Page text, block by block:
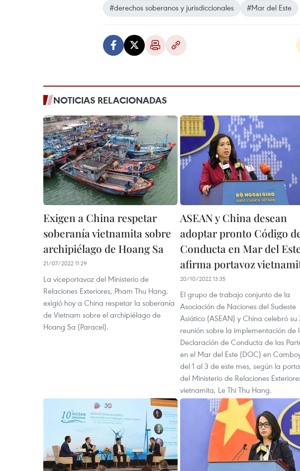
#derechos soberanos y jurisdiccionales
#Mar del Este
NOTICIAS RELACIONADAS
Exigen a China respetar
soberanía vietnamita sobre
archipiélago de Hoang Sa
21/07/2022 11:29
La viceportavoz del Ministerio de
Relaciones Exteriores, Pham Thu Hang,
exigió hoy a China respetar la soberanía
de Vietnam sobre el archipiélago de
Hoang Sa (Paracel).
ASEAN y China desean
adoptar pronto Código
Conducta en Mar del
afirma portavoz
20/10/2022 13:35
El grupo de trabajo conjunto de la
Asociación de Naciones del Sudeste
Asiático (ASEAN) y China celebró su
reunión sobre la implementación de
Declaración de Conducta de las
en el Mar del Este (DOC) en
del 1 al 3 de este mes, según la
del Ministerio de Relaciones
vietnamita, Le Thi Thu Hang.